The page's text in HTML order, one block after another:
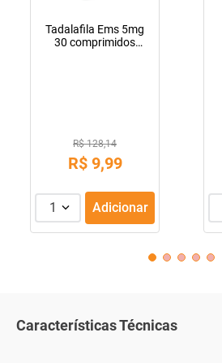
Tadalafila Ems 5mg
30 comprimidos
R$ 128,14
R$ 9,99
1 Adicionar
Características Técnicas